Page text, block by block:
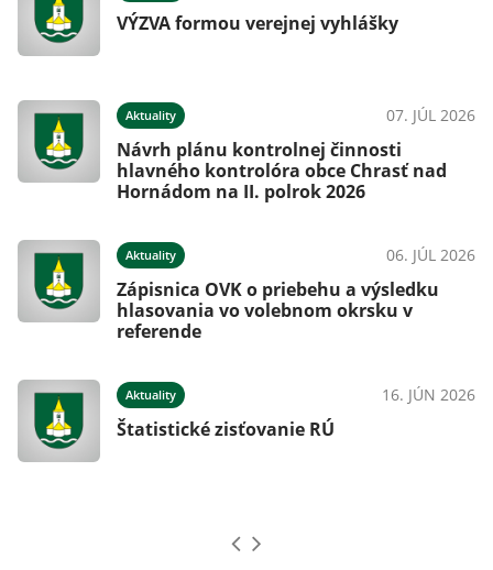
VÝZVA formou verejnej vyhlášky
Aktuality 07. JÚL 2026
Návrh plánu kontrolnej činnosti
hlavného kontrolóra obce Chrasť nad
Hornádom na II. polrok 2026
Aktuality 06. JÚL 2026
Zápisnica OVK o priebehu a výsledku
hlasovania vo volebnom okrsku v
referende
Aktuality 16. JÚN 2026
Štatistické zisťovanie RÚ